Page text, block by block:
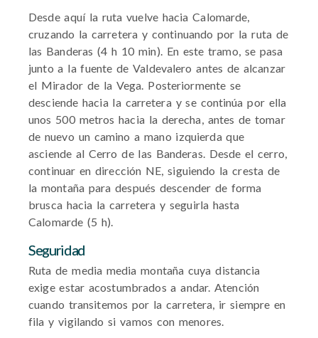
Desde aquí la ruta vuelve hacia Calomarde,
cruzando la carretera y continuando por la ruta de
las Banderas (4 h 10 min). En este tramo, se pasa
junto a la fuente de Valdevalero antes de alcanzar
el Mirador de la Vega. Posteriormente se
desciende hacia la carretera y se continúa por ella
unos 500 metros hacia la derecha, antes de tomar
de nuevo un camino a mano izquierda que
asciende al Cerro de las Banderas. Desde el cerro,
continuar en dirección NE, siguiendo la cresta de
la montaña para después descender de forma
brusca hacia la carretera y seguirla hasta
Calomarde (5 h).
Seguridad
Ruta de media media montaña cuya distancia
exige estar acostumbrados a andar. Atención
cuando transitemos por la carretera, ir siempre en
fila y vigilando si vamos con menores.